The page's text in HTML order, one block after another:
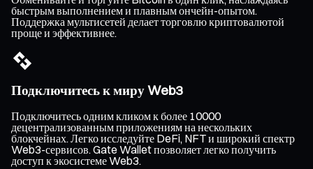
быстрым выполнением и плавным ончейн-опытом.
Поддержка мультисетей делает торговлю криптовалютой
проще и эффективнее.
Подключитесь к миру Web3
Подключитесь одним кликом к более 10000
децентрализованным приложениям на нескольких
блокчейнах. Легко исследуйте DeFi, NFT и широкий спектр
Web3-сервисов. Gate Wallet позволяет легко получить
доступ к экосистеме Web3.